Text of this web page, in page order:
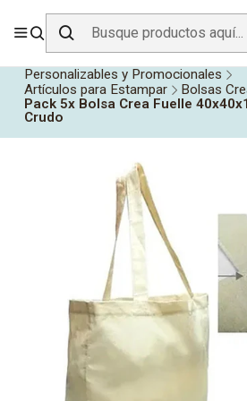
ENVÍO GRATIS SOBRE$19.990
Personalizables y Promocionales
Artículos para Estampar
Bolsas
Pack 5x Bolsa Crea Fuelle
Crudo